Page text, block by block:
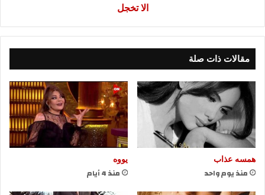
الا تخجل
مقالات ذات صلة
همسه عذاب
منذ يوم واحد
يووه
منذ 4 أيام